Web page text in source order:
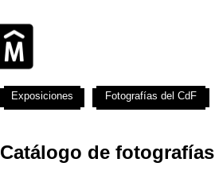
Catálogo de fotografías
Exposiciones Fotografías del CdF